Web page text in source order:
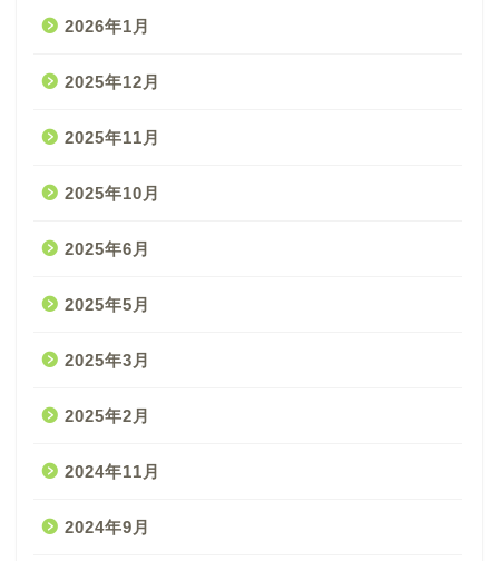
2026年1月
2025年12月
2025年11月
2025年10月
2025年6月
2025年5月
2025年3月
2025年2月
2024年11月
2024年9月